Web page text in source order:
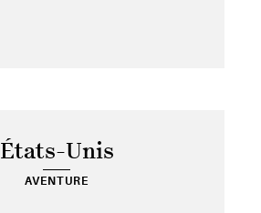
États-Unis
AVENTURE